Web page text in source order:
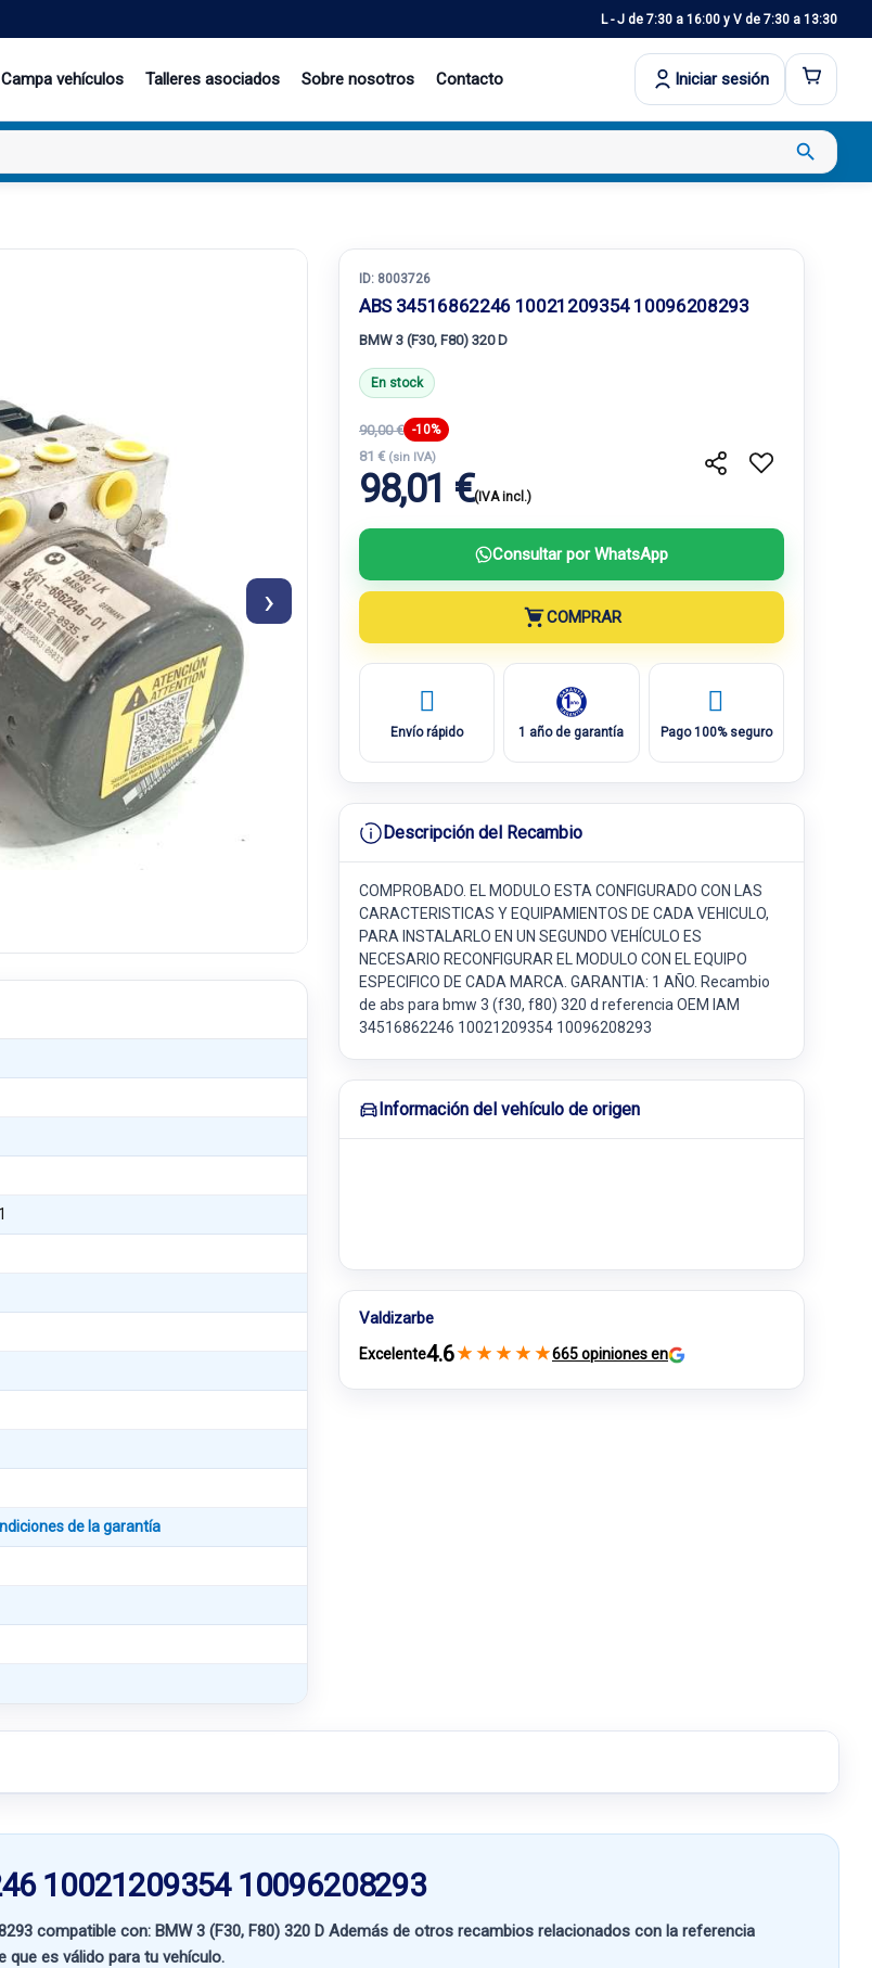
L - J de 7:30 a 16:00 y V de 7:30 a 13:30
Campa vehículos Talleres asociados Sobre nosotros Contacto Iniciar sesión
search
›
de la garantía
ID: 8003726
ABS 34516862246 10021209354 10096208293
BMW 3 (F30, F80) 320 D
En stock
90,00 € -10%
81 € (sin IVA)
98,01 €(IVA incl.)
Consultar por WhatsApp
COMPRAR
Envío rápido 1 año de garantía Pago 100% seguro
Descripción del Recambio
COMPROBADO. EL MODULO ESTA CONFIGURADO CON LAS
CARACTERISTICAS Y EQUIPAMIENTOS DE CADA VEHICULO,
PARA INSTALARLO EN UN SEGUNDO VEHÍCULO ES
NECESARIO RECONFIGURAR EL MODULO CON EL EQUIPO
ESPECIFICO DE CADA MARCA. GARANTIA: 1 AÑO. Recambio
de abs para bmw 3 (f30, f80) 320 d referencia OEM IAM
34516862246 10021209354 10096208293
Información del vehículo de origen
Valdizarbe
Excelente4.6★ ★ ★ ★ ★665 opiniones en
10021209354 10096208293
compatible con: BMW 3 (F30, F80) 320 D Además de otros recambios relacionados con la referencia
es válido para tu vehículo.